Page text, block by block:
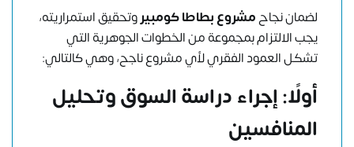
لضمان نجاحمشروع بطاطا كومبيروتحقيق استمراريته،
يجب الالتزام بمجموعة من الخطوات الجوهرية التي
تشكل العمود الفقري لأي مشروع ناجح، وهي كالتالي:
أولًا: إجراء دراسة السوق وتحليل
المنافسين